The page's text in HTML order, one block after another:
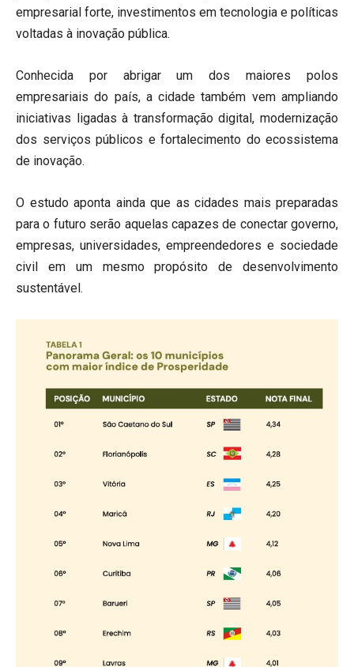
empresarial forte, investimentos em tecnologia e políticas
voltadas à inovação pública.
Conhecida por abrigar um dos maiores polos
empresariais do país, a cidade também vem ampliando
iniciativas ligadas à transformação digital, modernização
dos serviços públicos e fortalecimento do ecossistema
de inovação.
O estudo aponta ainda que as cidades mais preparadas
para o futuro serão aquelas capazes de conectar governo,
empresas, universidades, empreendedores e sociedade
civil em um mesmo propósito de desenvolvimento
sustentável.